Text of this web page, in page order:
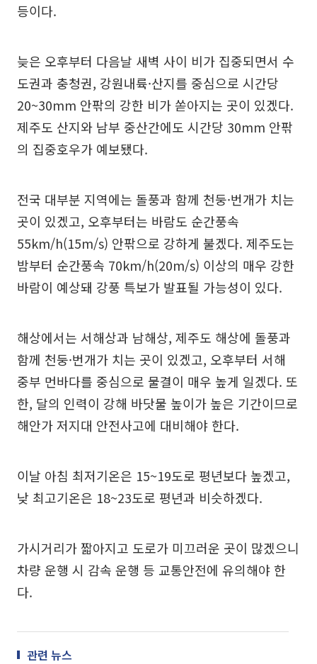
등이다.
늦은 오후부터 다음날 새벽 사이 비가 집중되면서 수
도권과 충청권, 강원내륙·산지를 중심으로 시간당
20~30mm 안팎의 강한 비가 쏟아지는 곳이 있겠다.
제주도 산지와 남부 중산간에도 시간당 30mm 안팎
의 집중호우가 예보됐다.
전국 대부분 지역에는 돌풍과 함께 천둥·번개가 치는
곳이 있겠고, 오후부터는 바람도 순간풍속
55km/h(15m/s) 안팎으로 강하게 불겠다. 제주도는
밤부터 순간풍속 70km/h(20m/s) 이상의 매우 강한
바람이 예상돼 강풍 특보가 발표될 가능성이 있다.
해상에서는 서해상과 남해상, 제주도 해상에 돌풍과
함께 천둥·번개가 치는 곳이 있겠고, 오후부터 서해
중부 먼바다를 중심으로 물결이 매우 높게 일겠다. 또
한, 달의 인력이 강해 바닷물 높이가 높은 기간이므로
해안가 저지대 안전사고에 대비해야 한다.
이날 아침 최저기온은 15~19도로 평년보다 높겠고,
낮 최고기온은 18~23도로 평년과 비슷하겠다.
가시거리가 짧아지고 도로가 미끄러운 곳이 많겠으니
차량 운행 시 감속 운행 등 교통안전에 유의해야 한
다.
관련 뉴스